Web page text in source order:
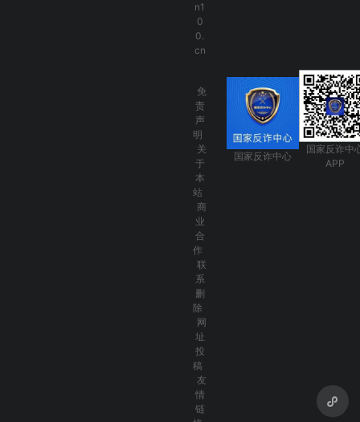
n1
0
0.
cn
免
责
声
明
关
于
本
站
商
业
合
作
联
系
删
除
网
址
投
稿
友
情
链
国家反诈中心
国家反诈中
APP